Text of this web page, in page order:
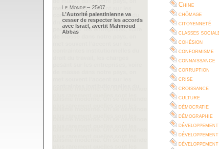
Chine
chômage
citoyenneté
classes
cohésion
conformisme
connaissance
corruption
crise
croissance
culture
démocratie
démographie
développement
Le Monde – 25/07
L’Autorité palestinienne va
cesser de respecter les accords
avec Israël, avertit Mahmoud
Abbas